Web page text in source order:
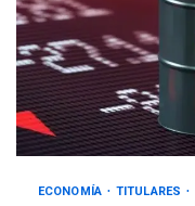
4
ECONOMÍA TITULARES